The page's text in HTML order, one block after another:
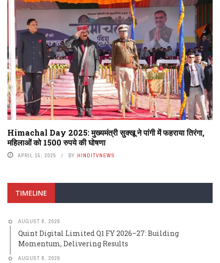
Himachal Day 2025: मुख्यमंत्री सुक्खू ने पांगी में फहराया तिरंगा,
महिलाओं को 1500 रुपये की घोषणा
APRIL 15, 2025 BY HINDITVNEWS
TIMELINE
AUGUST 8, 2026
Quint Digital Limited Q1 FY 2026–27: Building
Momentum, Delivering Results
AUGUST 8, 2026